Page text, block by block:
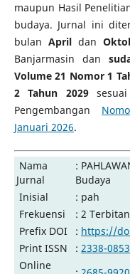
maupun Hasil
budaya. Jurnal ini
bulanApril dan
Banjarmasin dan
Volume 21 Nomor 1
2 Tahun 2029sesuai
Pengembangan
Januari 2026.
Nama
Jurnal
:
Budaya
Inisial
: pah
Frekuensi
: 2
Prefix DOI
: https://
Print ISSN
: 2338-0853
Online